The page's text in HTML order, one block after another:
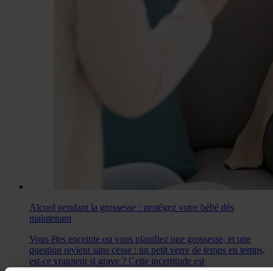
Alcool pendant la grossesse : protégez votre bébé dès
maintenant
Vous êtes enceinte ou vous planifiez une grossesse, et une
question revient sans cesse : un petit verre de temps en temps,
est-ce vraiment si grave ? Cette incertitude est